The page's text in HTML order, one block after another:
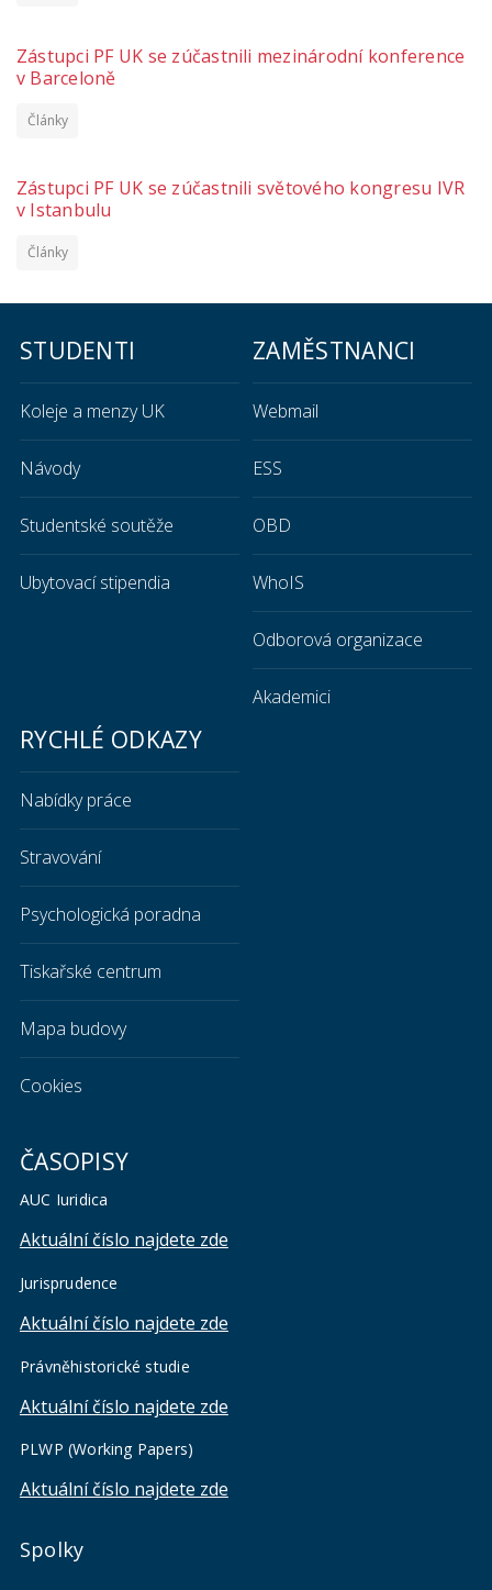
Zástupci PF UK se zúčastnili mezinárodní konference
v Barceloně
Články
Zástupci PF UK se zúčastnili světového kongresu IVR
v Istanbulu
Články
STUDENTI
Koleje a menzy UK
Návody
Studentské soutěže
Ubytovací stipendia
ZAMĚSTNANCI
Webmail
ESS
OBD
WhoIS
Odborová organizace
Akademici
RYCHLÉ ODKAZY
Nabídky práce
Stravování
Psychologická poradna
Tiskařské centrum
Mapa budovy
Cookies
ČASOPISY
AUC Iuridica
Aktuální číslo najdete zde
Jurisprudence
Aktuální číslo najdete zde
Právněhistorické studie
Aktuální číslo najdete zde
PLWP (Working Papers)
Aktuální číslo najdete zde
Spolky